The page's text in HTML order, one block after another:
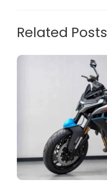
Related Posts